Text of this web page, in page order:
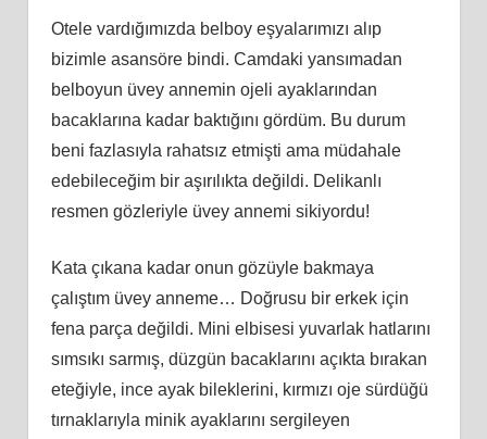
Otele vardığımızda belboy eşyalarımızı alıp
bizimle asansöre bindi. Camdaki yansımadan
belboyun üvey annemin ojeli ayaklarından
bacaklarına kadar baktığını gördüm. Bu durum
beni fazlasıyla rahatsız etmişti ama müdahale
edebileceğim bir aşırılıkta değildi. Delikanlı
resmen gözleriyle üvey annemi sikiyordu!
Kata çıkana kadar onun gözüyle bakmaya
çalıştım üvey anneme… Doğrusu bir erkek için
fena parça değildi. Mini elbisesi yuvarlak hatlarını
sımsıkı sarmış, düzgün bacaklarını açıkta bırakan
eteğiyle, ince ayak bileklerini, kırmızı oje sürdüğü
tırnaklarıyla minik ayaklarını sergileyen